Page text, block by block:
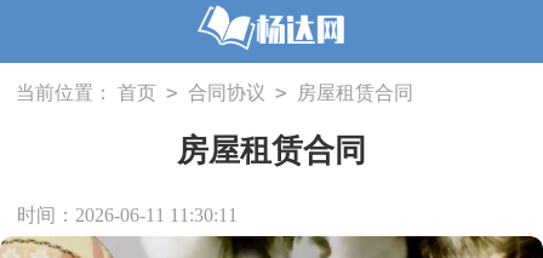
当前位置： 首页 > 合同协议 > 房屋租赁合同
房屋租赁合同
时间：2026-06-11 11:30:11